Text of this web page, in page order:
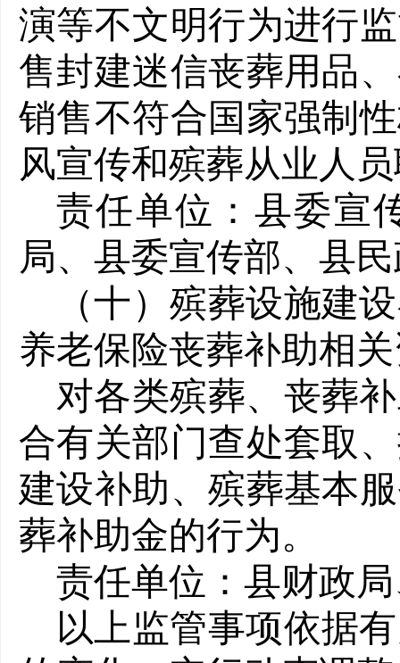
演等不文明行为进行
售封建迷信丧葬用品
销售不符合国家强制
风宣传和殡葬从业人
责任单位：县委宣
局、县委宣传部、县
（十）殡葬设施建
养老保险丧葬补助相
对各类殡葬、丧葬
合有关部门查处套取
建设补助、殡葬基本
葬补助金的行为。
责任单位：县财政
以上监管事项依据